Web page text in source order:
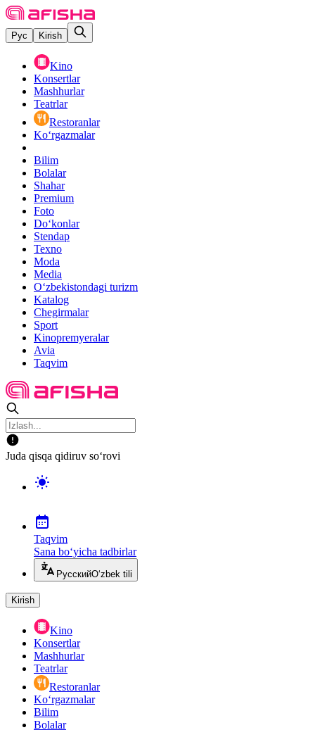
Рус Kirish
Kino
Konsertlar
Mashhurlar
Teatrlar
Restoranlar
Ko‘rgazmalar
Bilim
Bolalar
Shahar
Premium
Foto
Do‘konlar
Stendap
Texno
Moda
Media
O‘zbekistondagi turizm
Katalog
Chegirmalar
Sport
Kinopremyeralar
Avia
Taqvim
Juda qisqa qidiruv so‘rovi
Taqvim
Sana bo‘yicha tadbirlar
РусскийO‘zbek tili
Kirish
Kino
Konsertlar
Mashhurlar
Teatrlar
Restoranlar
Ko‘rgazmalar
Bilim
Bolalar